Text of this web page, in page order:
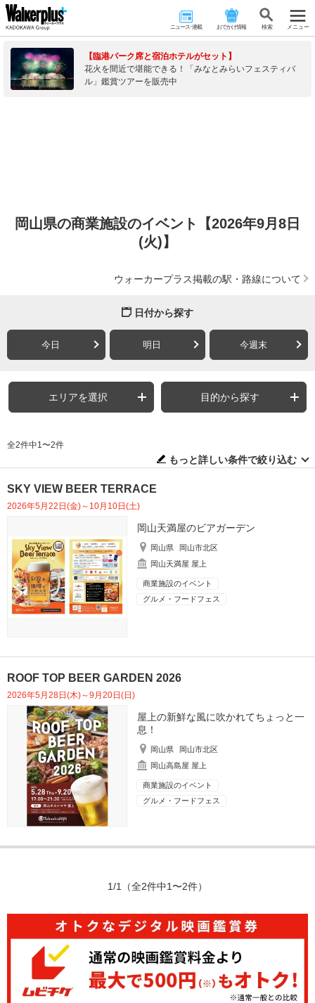
ニュース･連載 おでかけ情報 検 索 メニュー
【臨港パーク席と宿泊ホテルがセット】
花火を間近で堪能できる！「みなとみらいフェスティバ
ル」鑑賞ツアーを販売中
岡山県の商業施設のイベント【2026年9月8日
(火)】
ウォーカープラス掲載の駅・路線について
日付から探す
今日 明日 今週末
エリアを選択 目的から探す
全2件中1〜2件
もっと詳しい条件で絞り込む
SKY VIEW BEER TERRACE
2026年5月22日(金)～10月10日(土)
岡山天満屋のビアガーデン
岡山県
岡山市北区
岡山天満屋 屋上
商業施設のイベント
グルメ・フードフェス
ROOF TOP BEER GARDEN 2026
2026年5月28日(木)～9月20日(日)
屋上の新鮮な風に吹かれてちょっと一
息！
岡山県
岡山市北区
岡山高島屋 屋上
商業施設のイベント
グルメ・フードフェス
1/1 （全2件中1〜2件）